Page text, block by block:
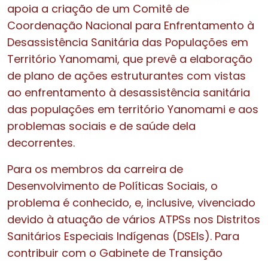
apoia a criação de um Comitê de
Coordenação Nacional para Enfrentamento à
Desassistência Sanitária das Populações em
Território Yanomami, que prevê a elaboração
de plano de ações estruturantes com vistas
ao enfrentamento à desassistência sanitária
das populações em território Yanomami e aos
problemas sociais e de saúde dela
decorrentes.
Para os membros da carreira de
Desenvolvimento de Políticas Sociais, o
problema é conhecido, e, inclusive, vivenciado
devido à atuação de vários ATPSs nos Distritos
Sanitários Especiais Indígenas (DSEIs). Para
contribuir com o Gabinete de Transição